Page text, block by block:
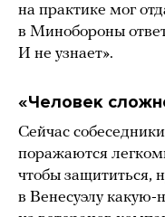
на практике мог
в Минобороны
И не узнает».
«Человек
Сейчас
поражаются
чтобы защититься,
в Венесуэлу какую-